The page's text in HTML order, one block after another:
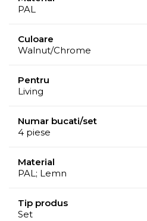
PAL
Culoare
Walnut/Chrome
Pentru
Living
Numar bucati/set
4 piese
Material
PAL; Lemn
Tip produs
Set